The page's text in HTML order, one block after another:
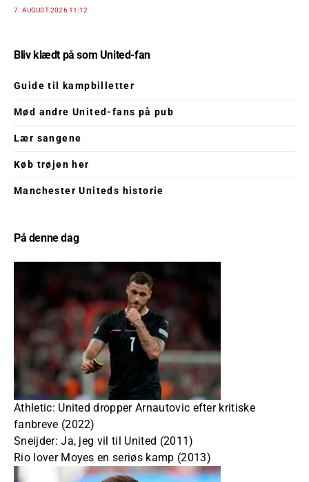
7. AUGUST 2026 11:12
Bliv klædt på som United-fan
Guide til kampbilletter
Mød andre United-fans på pub
Lær sangene
Køb trøjen her
Manchester Uniteds historie
På denne dag
Athletic: United dropper Arnautovic efter kritiske
fanbreve (2022)
Sneijder: Ja, jeg vil til United (2011)
Rio lover Moyes en seriøs kamp (2013)